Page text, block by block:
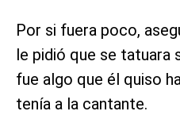
Por si fuera poco,
le pidió que se tatuara
fue algo que él quiso
tenía a la cantante.